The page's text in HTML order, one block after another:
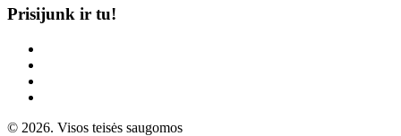
Prisijunk ir tu!
© 2026. Visos teisės saugomos